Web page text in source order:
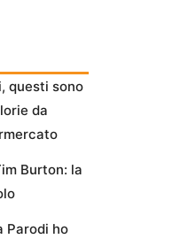
questi sono
da
Burton: la
Parodi ho